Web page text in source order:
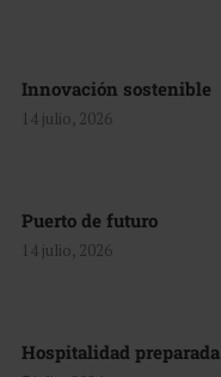
Innovación sostenible
14 julio, 2026
Puerto de futuro
14 julio, 2026
Hospitalidad preparada